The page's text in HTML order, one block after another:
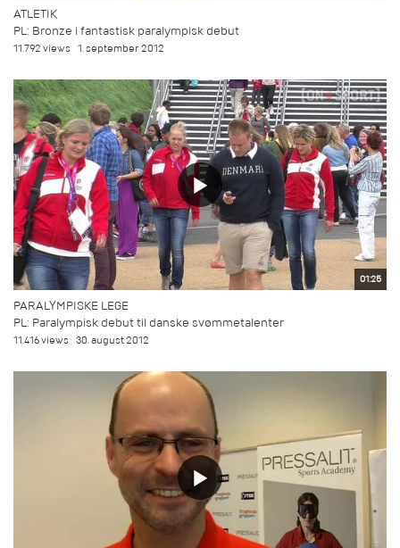
ATLETIK
PL: Bronze i fantastisk paralympisk debut
11.792 views 1. september 2012
01:25
PARALYMPISKE LEGE
PL: Paralympisk debut til danske svømmetalenter
11.416 views 30. august 2012